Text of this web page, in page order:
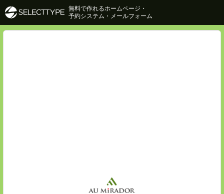
無料で作れるホームページ・
予約システム・メールフォーム